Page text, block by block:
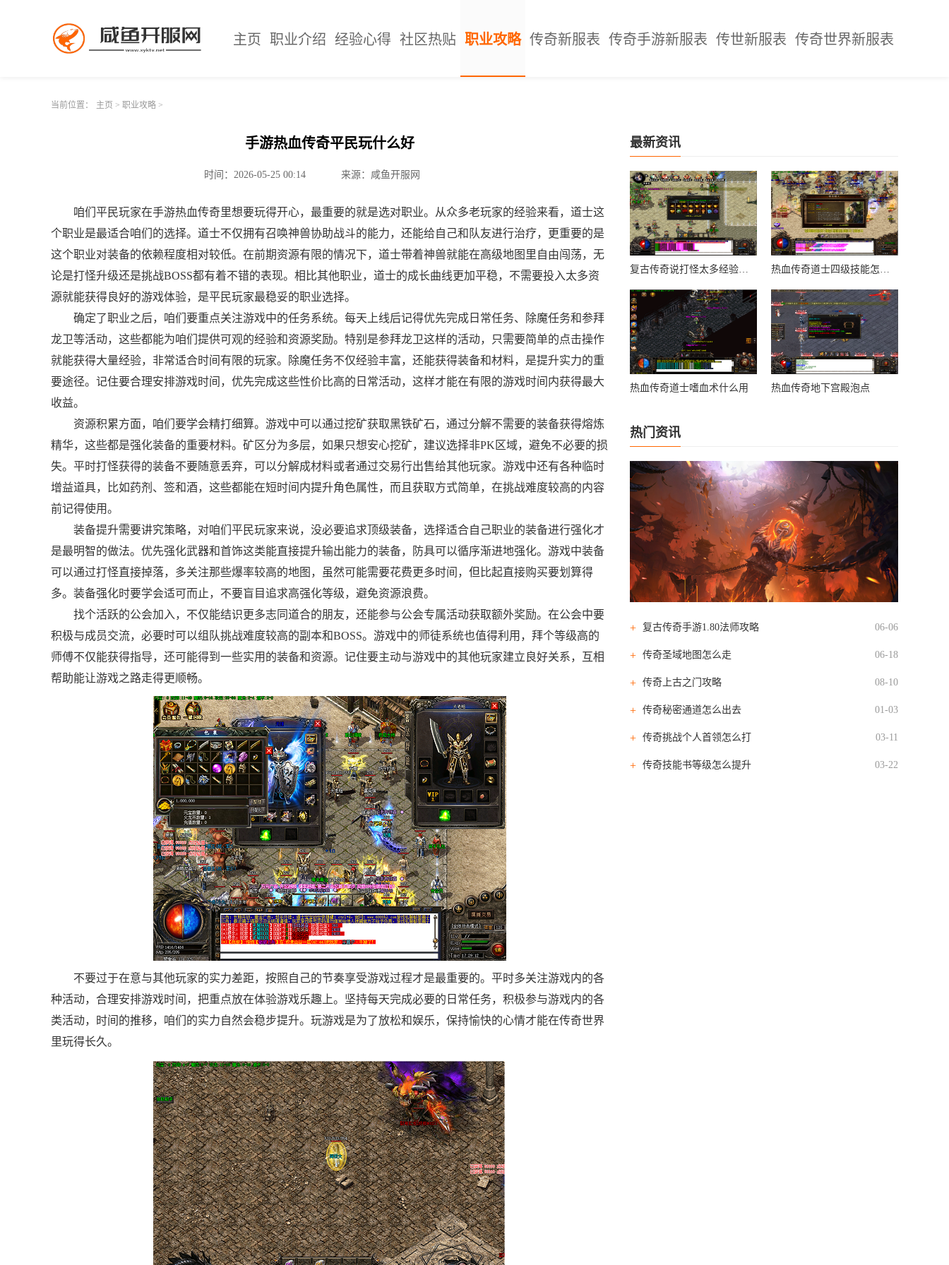
主页 职业介绍 经验心得 社区热贴 职业攻略 传奇新服表 传奇手游新服表 传世新服表 传奇世界新服表
当前位置： 主页 > 职业攻略 >
手游热血传奇平民玩什么好
时间：2026-05-25 00:14 来源：咸鱼开服网
咱们平民玩家在手游热血传奇里想要玩得开心，最重要的就是选对职业。从众多老玩家的经验来看，道士这
个职业是最适合咱们的选择。道士不仅拥有召唤神兽协助战斗的能力，还能给自己和队友进行治疗，更重要的是
这个职业对装备的依赖程度相对较低。在前期资源有限的情况下，道士带着神兽就能在高级地图里自由闯荡，无
论是打怪升级还是挑战BOSS都有着不错的表现。相比其他职业，道士的成长曲线更加平稳，不需要投入太多资
源就能获得良好的游戏体验，是平民玩家最稳妥的职业选择。
确定了职业之后，咱们要重点关注游戏中的任务系统。每天上线后记得优先完成日常任务、除魔任务和参拜
龙卫等活动，这些都能为咱们提供可观的经验和资源奖励。特别是参拜龙卫这样的活动，只需要简单的点击操作
就能获得大量经验，非常适合时间有限的玩家。除魔任务不仅经验丰富，还能获得装备和材料，是提升实力的重
要途径。记住要合理安排游戏时间，优先完成这些性价比高的日常活动，这样才能在有限的游戏时间内获得最大
收益。
资源积累方面，咱们要学会精打细算。游戏中可以通过挖矿获取黑铁矿石，通过分解不需要的装备获得熔炼
精华，这些都是强化装备的重要材料。矿区分为多层，如果只想安心挖矿，建议选择非PK区域，避免不必要的损
失。平时打怪获得的装备不要随意丢弃，可以分解成材料或者通过交易行出售给其他玩家。游戏中还有各种临时
增益道具，比如药剂、签和酒，这些都能在短时间内提升角色属性，而且获取方式简单，在挑战难度较高的内容
前记得使用。
装备提升需要讲究策略，对咱们平民玩家来说，没必要追求顶级装备，选择适合自己职业的装备进行强化才
是最明智的做法。优先强化武器和首饰这类能直接提升输出能力的装备，防具可以循序渐进地强化。游戏中装备
可以通过打怪直接掉落，多关注那些爆率较高的地图，虽然可能需要花费更多时间，但比起直接购买要划算得
多。装备强化时要学会适可而止，不要盲目追求高强化等级，避免资源浪费。
找个活跃的公会加入，不仅能结识更多志同道合的朋友，还能参与公会专属活动获取额外奖励。在公会中要
积极与成员交流，必要时可以组队挑战难度较高的副本和BOSS。游戏中的师徒系统也值得利用，拜个等级高的
师傅不仅能获得指导，还可能得到一些实用的装备和资源。记住要主动与游戏中的其他玩家建立良好关系，互相
帮助能让游戏之路走得更顺畅。
不要过于在意与其他玩家的实力差距，按照自己的节奏享受游戏过程才是最重要的。平时多关注游戏内的各
种活动，合理安排游戏时间，把重点放在体验游戏乐趣上。坚持每天完成必要的日常任务，积极参与游戏内的各
类活动，时间的推移，咱们的实力自然会稳步提升。玩游戏是为了放松和娱乐，保持愉快的心情才能在传奇世界
里玩得长久。
最新资讯
复古传奇说打怪太多经验衰减 热血传奇道士四级技能怎么学
热血传奇道士嗜血术什么用 热血传奇地下宫殿泡点
热门资讯
复古传奇手游1.80法师攻略 06-06
传奇圣域地图怎么走 06-18
传奇上古之门攻略 08-10
传奇秘密通道怎么出去 01-03
传奇挑战个人首领怎么打 03-11
传奇技能书等级怎么提升 03-22